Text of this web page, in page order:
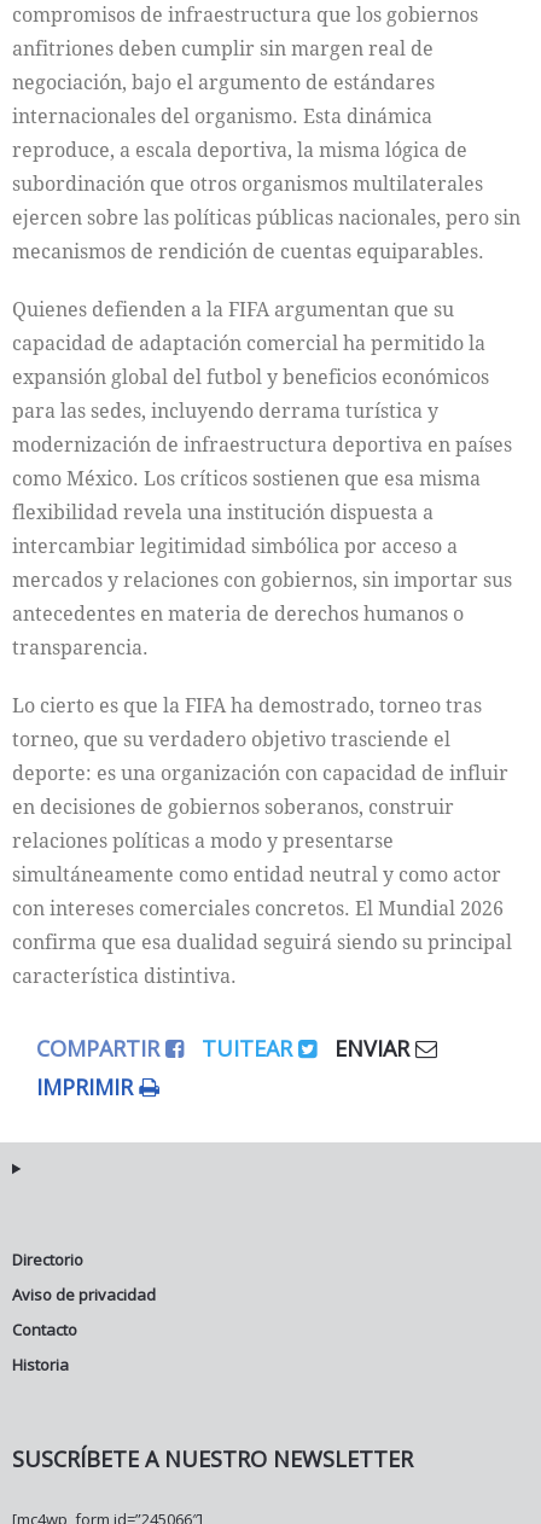
compromisos de infraestructura que los gobiernos
anfitriones deben cumplir sin margen real de
negociación, bajo el argumento de estándares
internacionales del organismo. Esta dinámica
reproduce, a escala deportiva, la misma lógica de
subordinación que otros organismos multilaterales
ejercen sobre las políticas públicas nacionales, pero sin
mecanismos de rendición de cuentas equiparables.
Quienes defienden a la FIFA argumentan que su
capacidad de adaptación comercial ha permitido la
expansión global del futbol y beneficios económicos
para las sedes, incluyendo derrama turística y
modernización de infraestructura deportiva en países
como México. Los críticos sostienen que esa misma
flexibilidad revela una institución dispuesta a
intercambiar legitimidad simbólica por acceso a
mercados y relaciones con gobiernos, sin importar sus
antecedentes en materia de derechos humanos o
transparencia.
Lo cierto es que la FIFA ha demostrado, torneo tras
torneo, que su verdadero objetivo trasciende el
deporte: es una organización con capacidad de influir
en decisiones de gobiernos soberanos, construir
relaciones políticas a modo y presentarse
simultáneamente como entidad neutral y como actor
con intereses comerciales concretos. El Mundial 2026
confirma que esa dualidad seguirá siendo su principal
característica distintiva.
COMPARTIR TUITEAR
ENVIAR
IMPRIMIR
Directorio
Aviso de privacidad
Contacto
Historia
SUSCRÍBETE A NUESTRO NEWSLETTER
[mc4wp_form id=”245066″]